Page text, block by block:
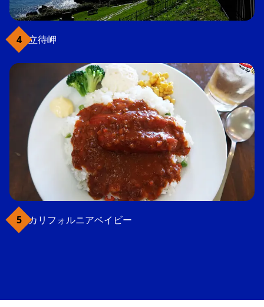
立待岬
カリフォルニアベイビー